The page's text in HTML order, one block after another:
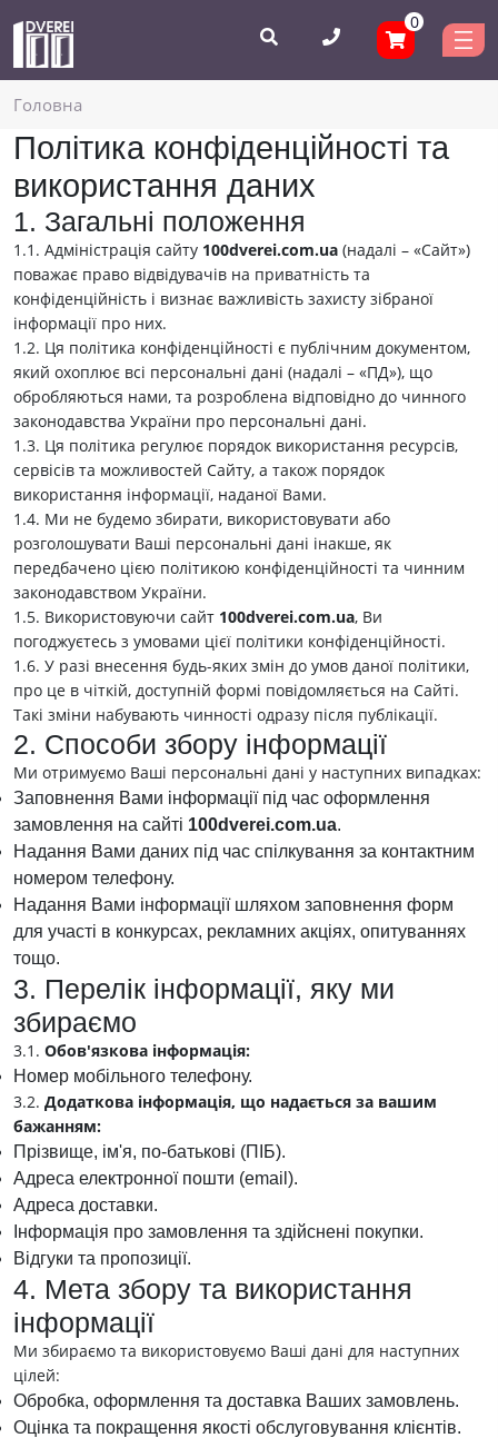
0
Головнa
Політика конфіденційності та
використання даних
1. Загальні положення
1.1. Адміністрація сайту 100dverei.com.ua (надалі – «Сайт»)
поважає право відвідувачів на приватність та
конфіденційність і визнає важливість захисту зібраної
інформації про них.
1.2. Ця політика конфіденційності є публічним документом,
який охоплює всі персональні дані (надалі – «ПД»), що
обробляються нами, та розроблена відповідно до чинного
законодавства України про персональні дані.
1.3. Ця політика регулює порядок використання ресурсів,
сервісів та можливостей Сайту, а також порядок
використання інформації, наданої Вами.
1.4. Ми не будемо збирати, використовувати або
розголошувати Ваші персональні дані інакше, як
передбачено цією політикою конфіденційності та чинним
законодавством України.
1.5. Використовуючи сайт 100dverei.com.ua, Ви
погоджуєтесь з умовами цієї політики конфіденційності.
1.6. У разі внесення будь-яких змін до умов даної політики,
про це в чіткій, доступній формі повідомляється на Сайті.
Такі зміни набувають чинності одразу після публікації.
2. Способи збору інформації
Ми отримуємо Ваші персональні дані у наступних випадках:
Заповнення Вами інформації під час оформлення
замовлення на сайті 100dverei.com.ua.
Надання Вами даних під час спілкування за контактним
номером телефону.
Надання Вами інформації шляхом заповнення форм
для участі в конкурсах, рекламних акціях, опитуваннях
тощо.
3. Перелік інформації, яку ми
збираємо
3.1. Обов'язкова інформація:
Номер мобільного телефону.
3.2. Додаткова інформація, що надається за вашим
бажанням:
Прізвище, ім'я, по-батькові (ПІБ).
Адреса електронної пошти (email).
Адреса доставки.
Інформація про замовлення та здійснені покупки.
Відгуки та пропозиції.
4. Мета збору та використання
інформації
Ми збираємо та використовуємо Ваші дані для наступних
цілей:
Обробка, оформлення та доставка Ваших замовлень.
Оцінка та покращення якості обслуговування клієнтів.